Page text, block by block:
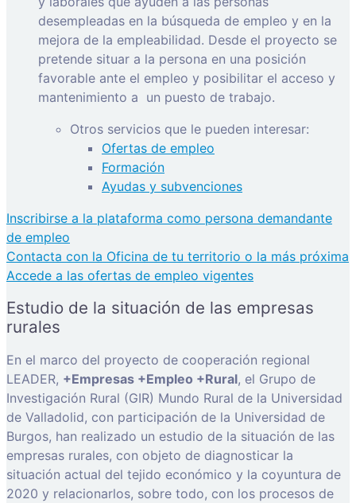
desempleadas en la búsqueda de empleo y en la
mejora de la empleabilidad. Desde el proyecto se
pretende situar a la persona en una posición
favorable ante el empleo y posibilitar el acceso y
mantenimiento a un puesto de trabajo.
Otros servicios que le pueden interesar:
Ofertas de empleo
Formación
Ayudas y subvenciones
Inscribirse a la plataforma como persona demandante
de empleo
Contacta con la Oficina de tu territorio o la más próxima
Accede a las ofertas de empleo vigentes
Estudio de la situación de las empresas
rurales
En el marco del proyecto de cooperación regional
LEADER, +Empresas +Empleo +Rural, el Grupo de
Investigación Rural (GIR) Mundo Rural de la Universidad
de Valladolid, con participación de la Universidad de
Burgos, han realizado un estudio de la situación de las
empresas rurales, con objeto de diagnosticar la
situación actual del tejido económico y la coyuntura de
2020 y relacionarlos, sobre todo, con los procesos de